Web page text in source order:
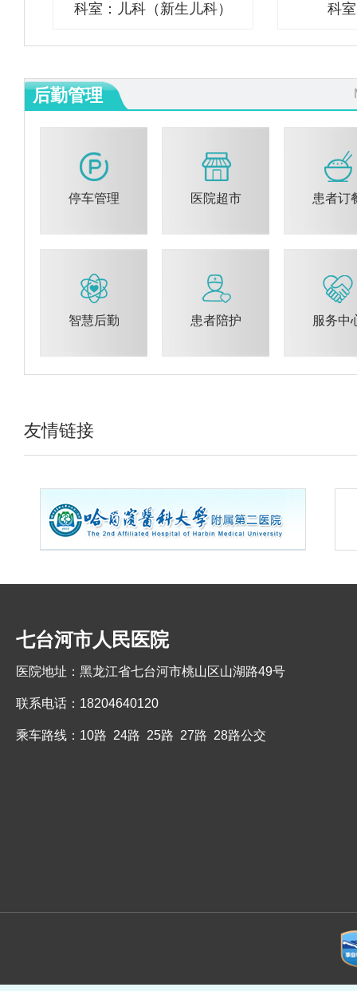
科室：儿科（新生儿科）
科
后勤管理
停车管理 医院超市 患者订
智慧后勤 患者陪护 服务中
友情链接
七台河市人民医院
医院地址：黑龙江省七台河市桃山区山湖路49号
联系电话：18204640120
乘车路线：10路 24路 25路 27路 28路公交